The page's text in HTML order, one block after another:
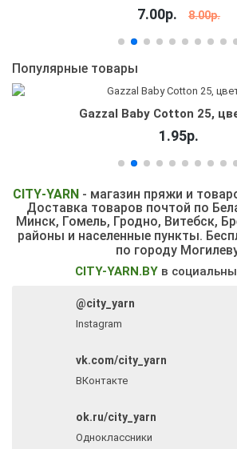
7.00р. 8.00р.
Популярные товары
Gazzal Baby Cotton 25,
1.95р.
CITY-YARN - магазин пряжи и
Доставка товаров почтой по
Минск, Гомель, Гродно, Витебск,
районы и населенные пункты.
по городу
CITY-YARN.BY в
@city_yarn
Instagram
vk.com/city_yarn
ВКонтакте
ok.ru/city_yarn
Одноклассники